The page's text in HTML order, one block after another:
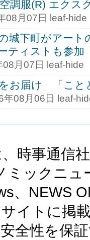
調服(R) エク
08月07日 leaf-hide
城下町がアート
ティストも参加
08月07日 leaf-hide
お届け 「こと
年08月06日 leaf-
時事通信
ミックニ
、NEWS
イトに掲
全性を保